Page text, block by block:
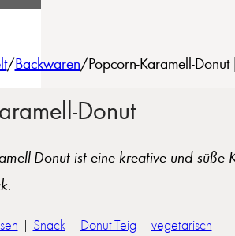
/Backwaren/Popcorn-Karamell-
Donut
Donut ist eine kreative und
| Snack| Donut-Teig | vegetarisch